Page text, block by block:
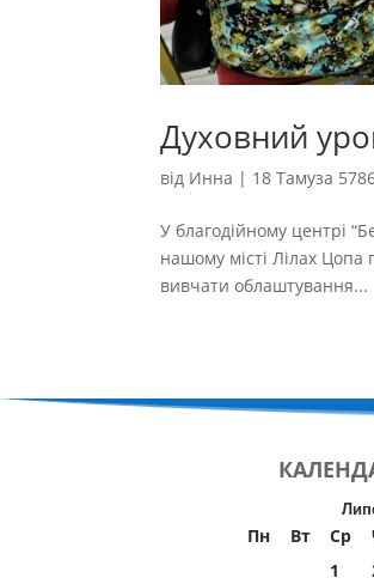
Духовний
від Инна | 18 Тамуза
У благодійному центрі
нашому місті Лілах
вивчати облаштування...
Пн Вт Ср
1